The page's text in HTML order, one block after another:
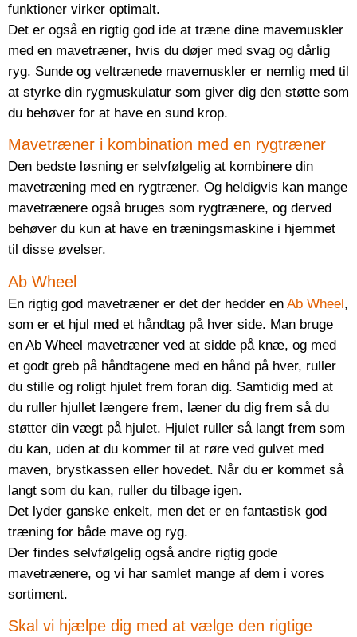
funktioner virker optimalt.
Det er også en rigtig god ide at træne dine mavemuskler
med en mavetræner, hvis du døjer med svag og dårlig
ryg. Sunde og veltrænede mavemuskler er nemlig med til
at styrke din rygmuskulatur som giver dig den støtte som
du behøver for at have en sund krop.
Mavetræner i kombination med en rygtræner
Den bedste løsning er selvfølgelig at kombinere din
mavetræning med en rygtræner. Og heldigvis kan mange
mavetrænere også bruges som rygtrænere, og derved
behøver du kun at have en træningsmaskine i hjemmet
til disse øvelser.
Ab Wheel
En rigtig god mavetræner er det der hedder en Ab Wheel,
som er et hjul med et håndtag på hver side. Man bruge
en Ab Wheel mavetræner ved at sidde på knæ, og med
et godt greb på håndtagene med en hånd på hver, ruller
du stille og roligt hjulet frem foran dig. Samtidig med at
du ruller hjullet længere frem, læner du dig frem så du
støtter din vægt på hjulet. Hjulet ruller så langt frem som
du kan, uden at du kommer til at røre ved gulvet med
maven, brystkassen eller hovedet. Når du er kommet så
langt som du kan, ruller du tilbage igen.
Det lyder ganske enkelt, men det er en fantastisk god
træning for både mave og ryg.
Der findes selvfølgelig også andre rigtig gode
mavetrænere, og vi har samlet mange af dem i vores
sortiment.
Skal vi hjælpe dig med at vælge den rigtige